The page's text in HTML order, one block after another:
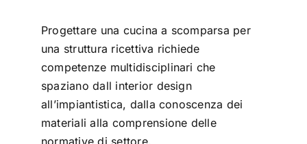
Progettare una cucina a scomparsa per
una struttura ricettiva richiede
competenze multidisciplinari che
spaziano dall interior design
all’impiantistica, dalla conoscenza dei
materiali alla comprensione delle